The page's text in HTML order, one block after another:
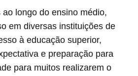
longo do ensino médio,
em diversas instituições de
à educação superior,
e preparação para
para muitos realizarem o